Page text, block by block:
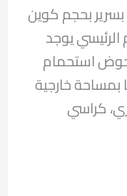
بحجم كوين
يوجد
استحمام
خارجية
كراسي